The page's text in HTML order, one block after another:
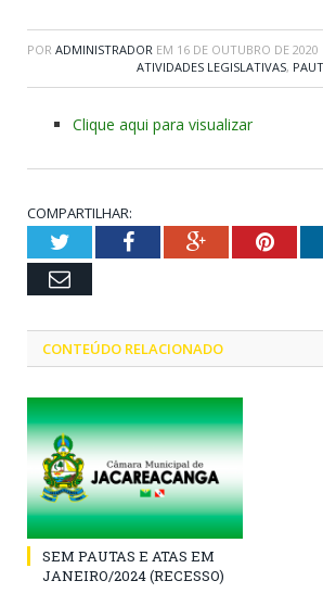
POR ADMINISTRADOR EM 16 DE OUTUBRO DE 2020
ATIVIDADES LEGISLATIVAS,
Clique aqui para visualizar
COMPARTILHAR:
TwitterFacebookGoogle+
Email
CONTEÚDO RELACIONADO
SEM PAUTAS E ATAS EM
JANEIRO/2024 (RECESSO)